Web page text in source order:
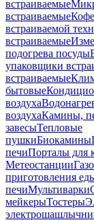
встраиваемые
встраиваемые
встраиваемой
встраиваемые
подогрева посуды
упаковщики
встраиваемые
бытовые
воздуха
воздухаКамины,
завесыТепловые
пушкиБиокамины
печиПорталы для
Метеостанции
приготовления
печиМультиварки
мейкерыТостеры